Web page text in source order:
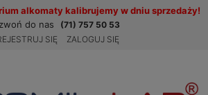
alkomaty kalibrujemy w dniu sprzedaży!
do nas
(71) 757 50 53
SIĘ
ZALOGUJ SIĘ